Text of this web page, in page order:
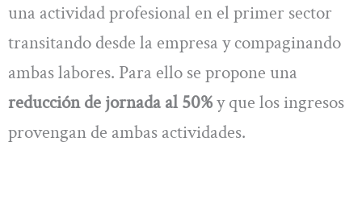
una actividad profesional en el primer sector
transitando desde la empresa y compaginando
ambas labores. Para ello se propone una
reducción de jornada al 50%y que los ingresos
provengan de ambas actividades.